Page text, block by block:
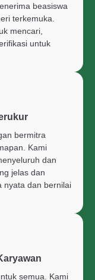
beasiswa
terkemuka.
mencari,
untuk
bermitra
Kami
dan
jelas dan
nyata dan bernilai
semua. Kami